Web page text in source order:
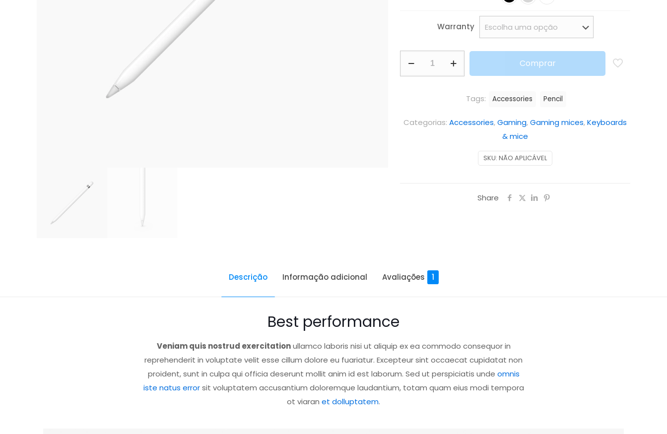
Warranty
Comprar
SKU: NÃO APLICÁVEL
Categorias: Accessories,Gaming,Gaming mices,Keyboards
& mice
Tags: Accessories Pencil
Share
Descrição Informação adicional Avaliações 1
Best performance
Veniam quis nostrud exercitationullamco laboris nisi ut aliquip ex ea commodo consequor in
reprehenderit in voluptate velit esse cillum dolore eu fuariatur. Excepteur sint occaecat cupidatat non
proident, sunt in culpa qui officia deserunt mollit anim id est laborum. Sed ut perspiciatis unde omnis
iste natus errorsit voluptatem accusantium doloremque laudantium, totam quam eius modi tempora
ot viaran et dolluptatem.